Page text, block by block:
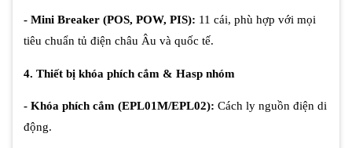
- Mini Breaker (POS, POW, PIS): 11 cái, phù hợp với mọi
tiêu chuẩn tủ điện châu Âu và quốc tế.
4. Thiết bị khóa phích cắm & Hasp nhóm
- Khóa phích cắm (EPL01M/EPL02): Cách ly nguồn điện di
động.